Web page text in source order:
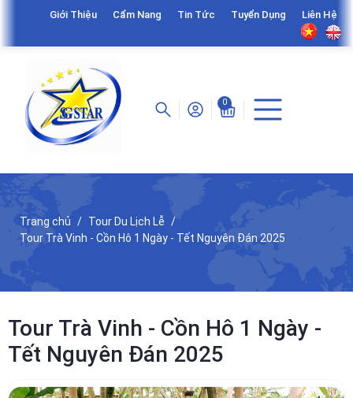
Giới Thiệu Cẩm Nang Tin Tức Tuyển Dụng Liên Hệ
0
Trang chủ
Tour Du Lịch Lễ
Tour Trà Vinh - Cồn Hô 1 Ngày - Tết Nguyên Đán 2025
Tour Trà Vinh - Cồn Hô 1 Ngày -
Tết Nguyên Đán 2025